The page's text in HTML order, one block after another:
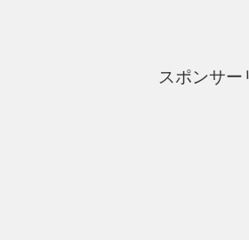
スポンサー